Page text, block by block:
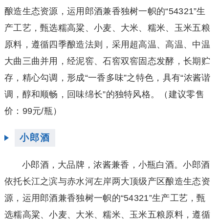
酿造生态资源，运用郎酒兼香独树一帜的“54321”生
产工艺，甄选糯高粱、小麦、大米、糯米、玉米五粮
原料，遵循四季酿造法则，采用超高温、高温、中温
大曲三曲并用，经泥窖、石窖双窖固态发酵，长期贮
存，精心勾调，形成“一香多味”之特色，具有“浓酱谐
调，醇和顺畅，回味绵长”的独特风格。（建议零售
价：99元/瓶）
小郎酒
小郎酒，大品牌，浓酱兼香，小瓶白酒。小郎酒
依托长江之滨与赤水河左岸两大顶级产区酿造生态资
源，运用郎酒兼香独树一帜的“54321”生产工艺，甄
选糯高粱、小麦、大米、糯米、玉米五粮原料，遵循